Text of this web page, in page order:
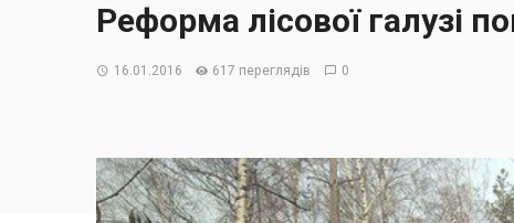
Реформа лісової галузі
16.01.2016 617 переглядів 0